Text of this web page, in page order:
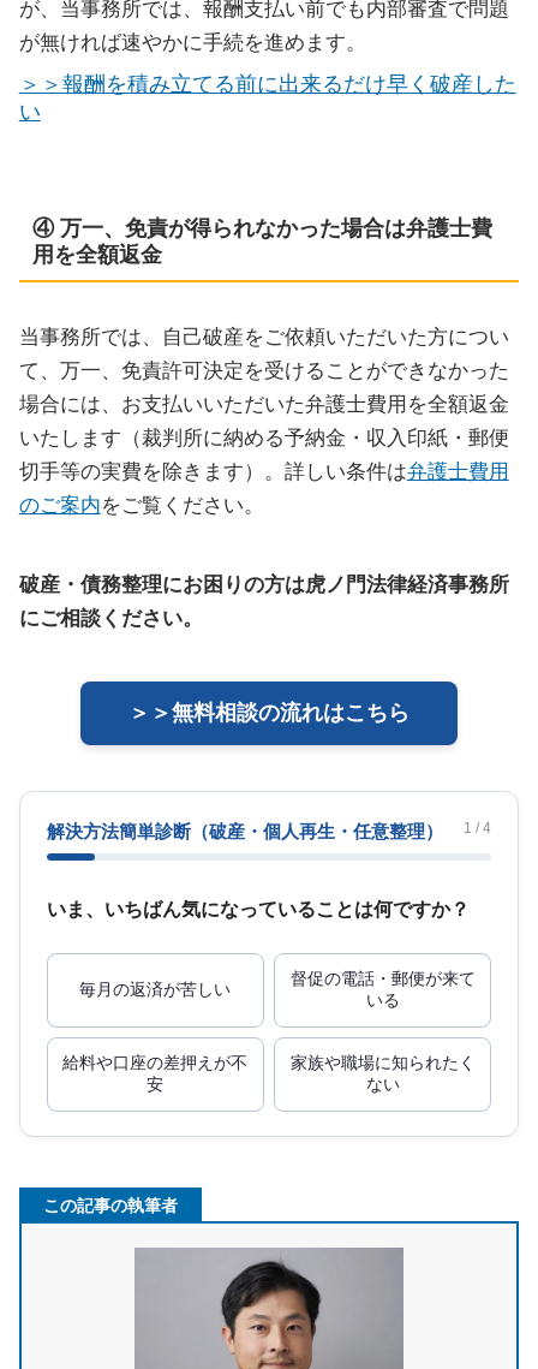
が、当事務所では、報酬支払い前でも内部審査で問題
が無ければ速やかに手続を進めます。
＞＞報酬を積み立てる前に出来るだけ早く破産した
い
④ 万一、免責が得られなかった場合は弁護士費
用を全額返金
当事務所では、自己破産をご依頼いただいた方につい
て、万一、免責許可決定を受けることができなかった
場合には、お支払いいただいた弁護士費用を全額返金
いたします（裁判所に納める予納金・収入印紙・郵便
切手等の実費を除きます）。詳しい条件は弁護士費用
のご案内をご覧ください。
破産・債務整理にお困りの方は虎ノ門法律経済事務所
にご相談ください。
＞＞無料相談の流れはこちら
解決方法簡単診断（破産・個人再生・任意整理） 1 / 4
いま、いちばん気になっていることは何ですか？
毎月の返済が苦しい
督促の電話・郵便が来て
いる
給料や口座の差押えが不
安
家族や職場に知られたく
ない
この記事の執筆者